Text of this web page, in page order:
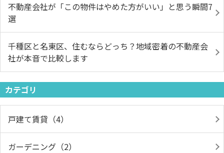
不動産会社が「この物件はやめた方がいい」と思う瞬間7
選
千種区と名東区、住むならどっち？地域密着の不動産会
社が本音で比較します
カテゴリ
戸建て賃貸（4）
ガーデニング（2）